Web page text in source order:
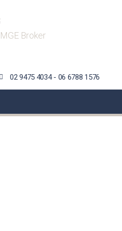
02 9475 4034 - 06 6788 1576